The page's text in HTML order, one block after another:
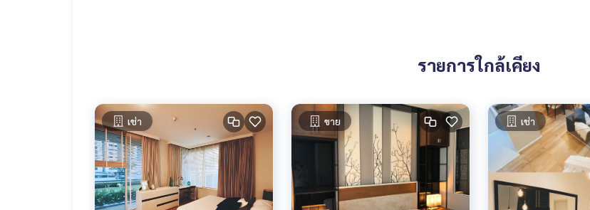
มย่าน #ถนนเพชรบุรี #หาเช่าคอนโด #เช่าห้อง #หาห้อง #คอนโดให้เช่า #ขายคอนโด #ขายห้อง
#BTSราชเทวี #พันธุ์ทิพย์พลาซ่า #แพลตตินั่ม #AirportRailLinkพญาไท #BTSพญาไท #ท่าเรือสะพานหัวช้าง #ท่าเรือป
ระตูน้ำ #ตึกใบหยก #สไมล์สแควร์ #SiamKempinskiHotelBangkok #SiamParagon #ThePalladium #ประตูน้ำเซ็นเตอ
ร์ #SiamCenter #SiamDiscovery #SiamSquare #CentralWorld #มาบุญครอง #จุฬาลงกรณ์มหาวิทยาลัย #GaysornPl
aza #อัมรินทร์พลาซ่า #เซ็นทรัลชิดลม #CentralEmbassy
#Kero
รายการใกล้เคียง
เช่า ขาย เช่า